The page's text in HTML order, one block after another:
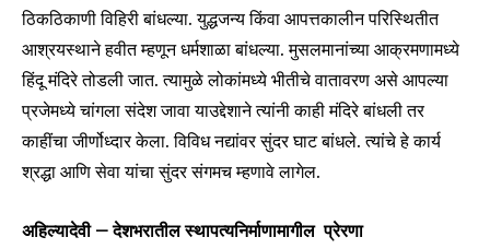
ठिकठिकाणी विहिरी बांधल्या. युद्धजन्य किंवा आपत्तकालीन परिस्थितीत
आश्रयस्थाने हवीत म्हणून धर्मशाळा बांधल्या. मुसलमानांच्या आक्रमणामध्ये
हिंदू मंदिरे तोडली जात. त्यामुळे लोकांमध्ये भीतीचे वातावरण असे आपल्या
प्रजेमध्ये चांगला संदेश जावा याउद्देशाने त्यांनी काही मंदिरे बांधली तर
काहींचा जीर्णोध्दार केला. विविध नद्यांवर सुंदर घाट बांधले. त्यांचे हे कार्य
श्रद्धा आणि सेवा यांचा सुंदर संगमच म्हणावे लागेल.
अहिल्यादेवी – देशभरातील स्थापत्यनिर्माणामागील प्रेरणा